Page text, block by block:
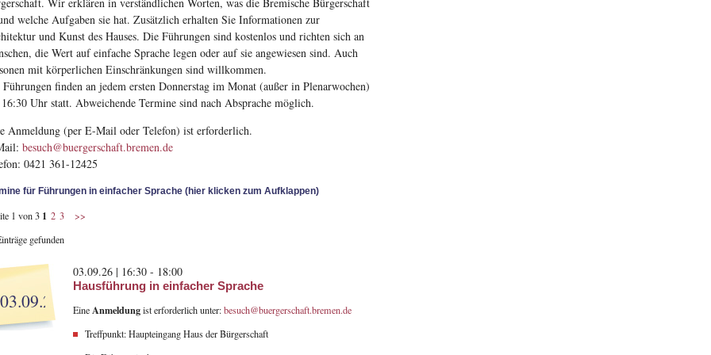
welche Aufgaben sie hat. Zusätzlich erhalten Sie Informationen zur
und Kunst des Hauses. Die Führungen sind kostenlos und richten sich an
die Wert auf einfache Sprache legen oder auf sie angewiesen sind. Auch
mit körperlichen Einschränkungen sind willkommen.
finden an jedem ersten Donnerstag im Monat (außer in Plenarwochen)
Uhr statt. Abweichende Termine sind nach Absprache möglich.
Anmeldung (per E-Mail oder Telefon) ist erforderlich.
besuch@buergerschaft.bremen.de
0421 361-12425
für Führungen in einfacher Sprache (hier klicken zum Aufklappen)
1 von 3 1 2 3
>>
gefunden
03.09.26
03.09.26 | 16:30 - 18:00
Hausführung in einfacher Sprache
Eine Anmeldungist erforderlich unter:besuch@buergerschaft.bremen.de
Treffpunkt: Haupteingang Haus der Bürgerschaft